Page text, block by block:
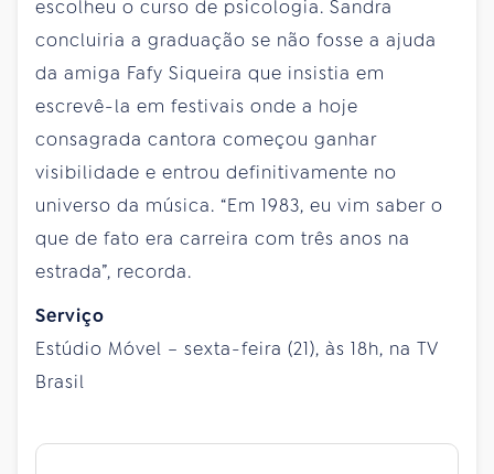
escolheu o curso de psicologia. Sandra
concluiria a graduação se não fosse a ajuda
da amiga Fafy Siqueira que insistia em
escrevê-la em festivais onde a hoje
consagrada cantora começou ganhar
visibilidade e entrou definitivamente no
universo da música. “Em 1983, eu vim saber o
que de fato era carreira com três anos na
estrada”, recorda.
Serviço
Estúdio Móvel – sexta-feira (21), às 18h, na TV
Brasil